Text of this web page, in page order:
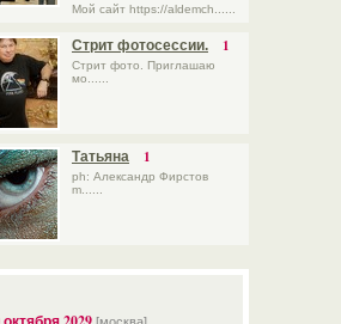
Мой сайт https://aldemch......
Стрит фотосессии. 1
Стрит фото. Приглашаю
мо......
Татьяна 1
ph: Александр Фирстов
m......